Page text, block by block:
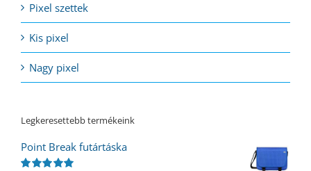
Pixel szettek
Kis pixel
Nagy pixel
Legkeresettebb termékeink
Point Break futártáska